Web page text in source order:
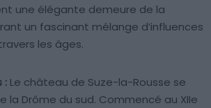
une élégante demeure de la
un fascinant mélange d’influences
les âges.
: Le château de Suze-la-Rousse se
la Drôme du sud. Commencé au XIIe